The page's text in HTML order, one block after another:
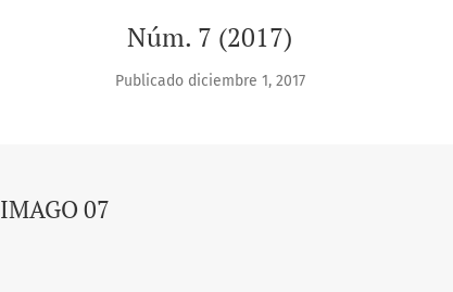
Núm. 7 (2017)
Publicado diciembre 1, 2017
IMAGO 07